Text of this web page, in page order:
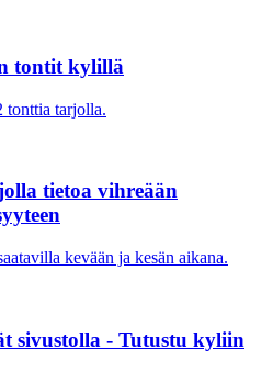
tontit kylillä
tonttia tarjolla.
tietoa vihreään
kevään ja kesän aikana.
sivustolla - Tutustu kyliin